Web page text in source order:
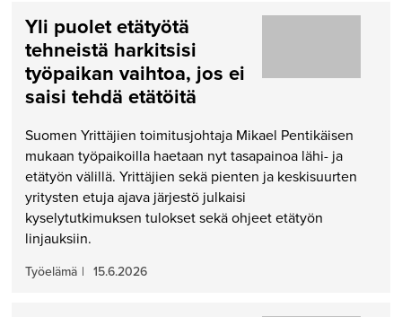
Yli puolet etätyötä
tehneistä harkitsisi
työpaikan vaihtoa, jos ei
saisi tehdä etätöitä
Suomen Yrittäjien toimitusjohtaja Mikael Pentikäisen
mukaan työpaikoilla haetaan nyt tasapainoa lähi- ja
etätyön välillä. Yrittäjien sekä pienten ja keskisuurten
yritysten etuja ajava järjestö julkaisi
kyselytutkimuksen tulokset sekä ohjeet etätyön
linjauksiin.
Työelämä | 15.6.2026